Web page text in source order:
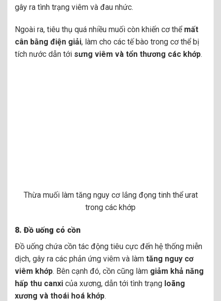
gây ra tình trạng viêm và đau nhức.
Ngoài ra, tiêu thụ quá nhiều muối còn khiến cơ thể mất
cân bằng điện giải, làm cho các tế bào trong cơ thể bị
tích nước dẫn tới sưng viêm và tổn thương các khớp.
Thừa muối làm tăng nguy cơ lắng đọng tinh thể urat
trong các khớp
8. Đồ uống có cồn
Đồ uống chứa cồn tác động tiêu cực đến hệ thống miễn
dịch, gây ra các phản ứng viêm và làm tăng nguy cơ
viêm khớp. Bên cạnh đó, cồn cũng làm giảm khả năng
hấp thu canxi của xương, dẫn tới tình trạng loãng
xương và thoái hoá khớp.